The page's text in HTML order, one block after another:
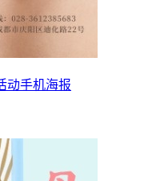
动手机海报